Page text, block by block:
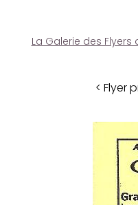
La Galerie des
< Flyer